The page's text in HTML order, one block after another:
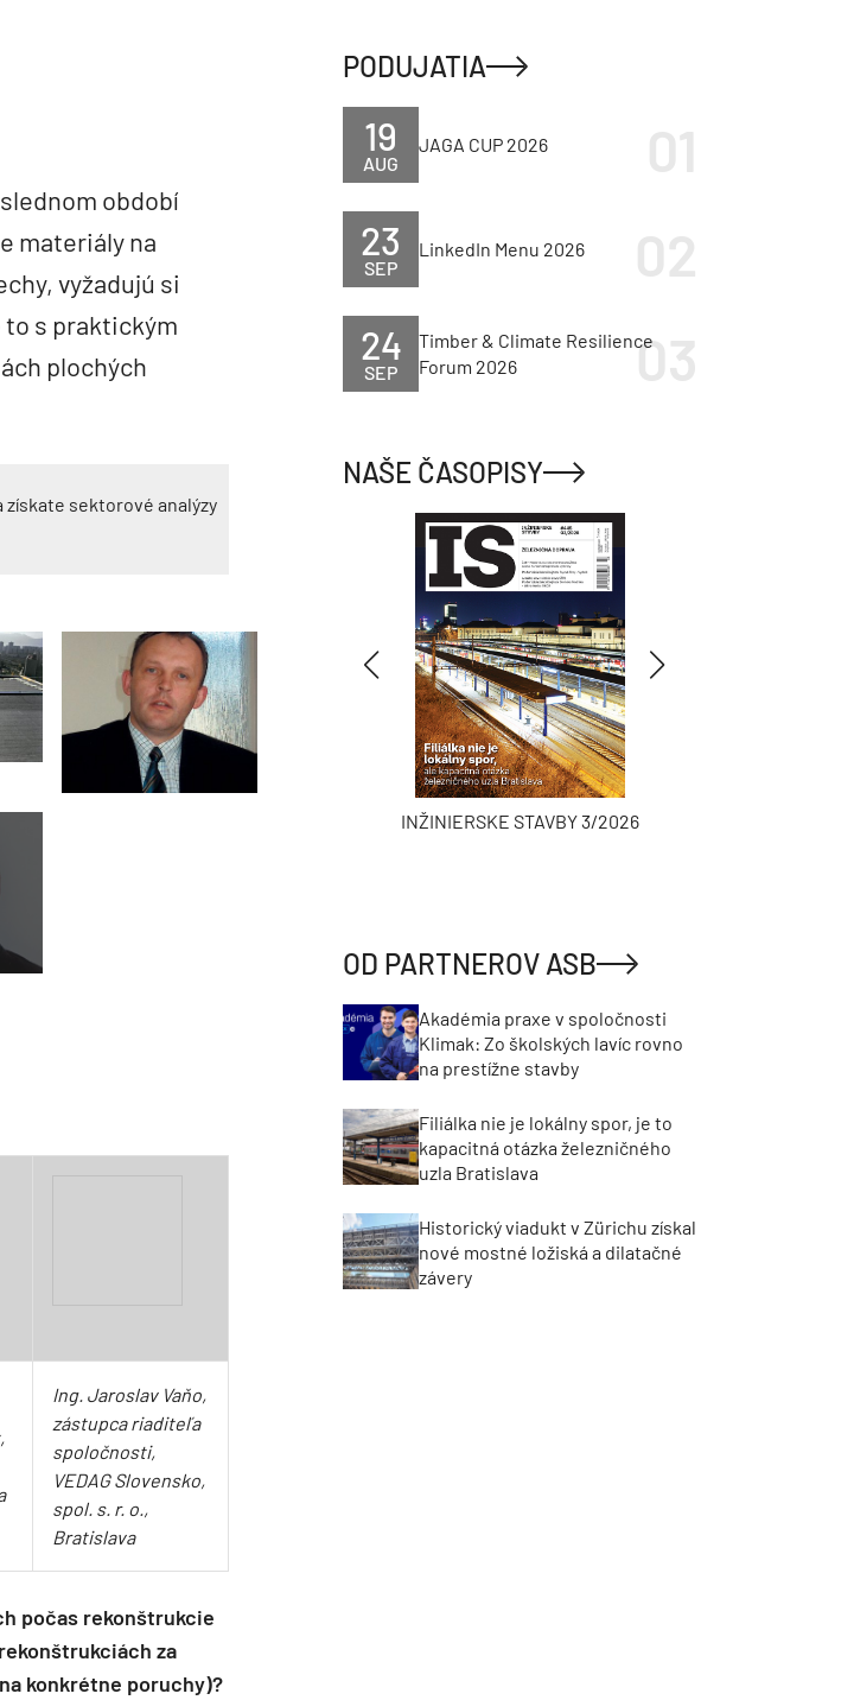
období
materiály na
vyžadujú si
to s praktickým
plochých
sektorové analýzy
Ing. Jaroslav Vaňo,
zástupca riaditeľa
spoločnosti,
VEDAG Slovensko,
spol. s. r. o.,
Bratislava
počas rekonštrukcie
za
konkrétne poruchy)?
PODUJATIA
AUG
19 JAGA CUP 2026
SEP
23 LinkedIn Menu 2026
SEP
24
Timber & Climate Resilience
Forum 2026
NAŠE ČASOPISY
INŽINIERSKE STAVBY 3/2026
OD PARTNEROV ASB
Akadémia praxe v spoločnosti
Klimak: Zo školských lavíc rovno
na prestížne stavby
Filiálka nie je lokálny spor, je to
kapacitná otázka železničného
uzla Bratislava
Historický viadukt v Zürichu získal
nové mostné ložiská a dilatačné
závery